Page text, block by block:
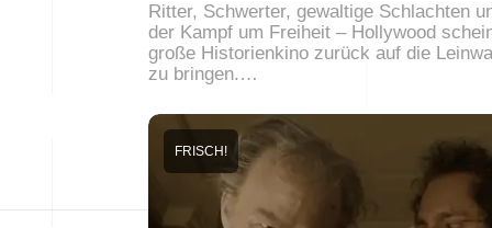
Ritter, Schwerter, gewaltige Schlachten
der Kampf um Freiheit – Hollywood
große Historienkino zurück auf die
zu bringen.…
FRISCH!